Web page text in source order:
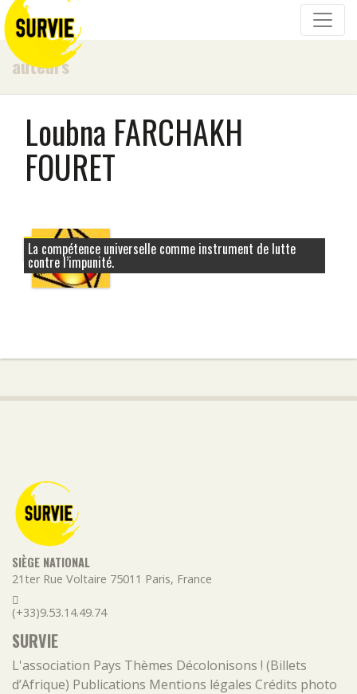
auteurs
Loubna FARCHAKH
FOURET
2005
La compétence universelle comme instrument de lutte
contre l’impunité.
SIÈGE NATIONAL
21ter Rue Voltaire 75011 Paris, France
(+33)9.53.14.49.74
SURVIE
L'association Pays Thèmes Décolonisons ! (Billets
d’Afrique) Publications Mentions légales Crédits photo